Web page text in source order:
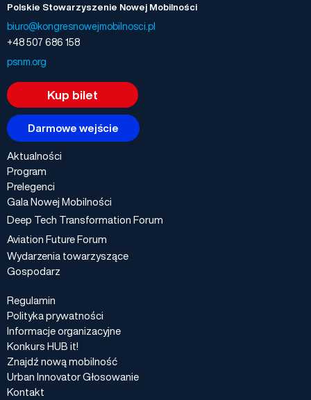
Polskie Stowarzyszenie Nowej Mobilności
biuro@kongresnowejmobilnosci.pl
+48 507 686 158
psnm.org
Kup bilet
Darmowe wejście
Aktualności
Program
Prelegenci
Gala Nowej Mobilności
Deep Tech Transformation Forum
Aviation Future Forum
Wydarzenia towarzyszące
Gospodarz
Regulamin
Polityka prywatności
Informacje organizacyjne
Konkurs HUB it!
Znajdź nową mobilność
Urban Innovator Głosowanie
Kontakt